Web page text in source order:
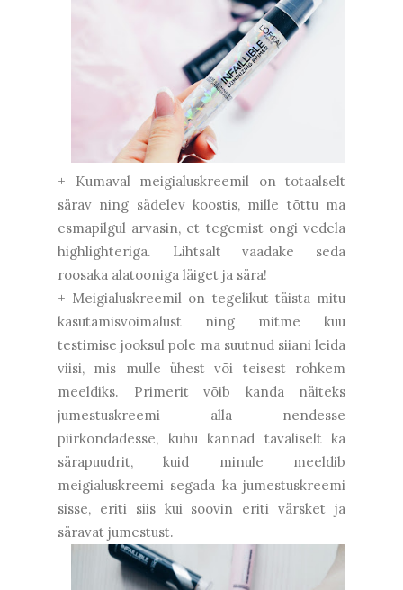
+ Kumaval meigialuskreemil on totaalselt
särav ning sädelev koostis, mille tõttu ma
esmapilgul arvasin, et tegemist ongi vedela
highlighteriga. Lihtsalt vaadake seda
roosaka alatooniga läiget ja sära!
+ Meigialuskreemil on tegelikut täista mitu
kasutamisvõimalust ning mitme kuu
testimise jooksul pole ma suutnud siiani leida
viisi, mis mulle ühest või teisest rohkem
meeldiks. Primerit võib kanda näiteks
jumestuskreemi alla nendesse
piirkondadesse, kuhu kannad tavaliselt ka
särapuudrit, kuid minule meeldib
meigialuskreemi segada ka jumestuskreemi
sisse, eriti siis kui soovin eriti värsket ja
säravat jumestust.